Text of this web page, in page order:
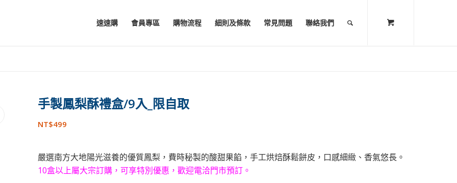
速速購 會員專區 購物流程 細則及條款 常見問題 聯絡我們
手製鳳梨酥禮盒/9入_限自取
NT$499
嚴選南方大地陽光滋養的優質鳳梨，費時秘製的酸甜果餡，手工烘焙酥鬆餅皮，口感細緻、香氣悠長。
10盒以上屬大宗訂購，可享特別優惠，歡迎電洽門市預訂。